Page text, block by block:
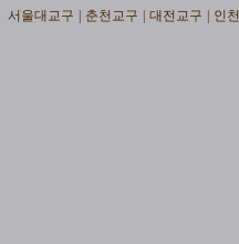
서울대교구 춘천교구 대전교구 인